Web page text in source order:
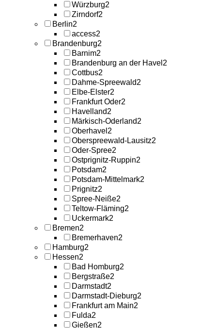
Würzburg2
Zirndorf2
Berlin2
access2
Brandenburg2
Barnim2
Brandenburg an der Havel 2
Cottbus2
Dahme-Spreewald2
Elbe-Elster2
Frankfurt Oder2
Havelland2
Märkisch-Oderland2
Oberhavel 2
Oberspreewald-Lausitz2
Oder-Spree2
Ostprignitz-Ruppin2
Potsdam2
Potsdam-Mittelmark2
Prignitz2
Spree-Neiße2
Teltow-Fläming2
Uckermark2
Bremen2
Bremerhaven2
Hamburg2
Hessen2
Bad Homburg2
Bergstraße2
Darmstadt2
Darmstadt-Dieburg2
Frankfurt am Main2
Fulda2
Gießen2